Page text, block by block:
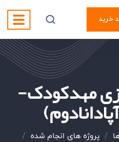
خرید
مهدکودک-
/ پروژه های انجام شده /